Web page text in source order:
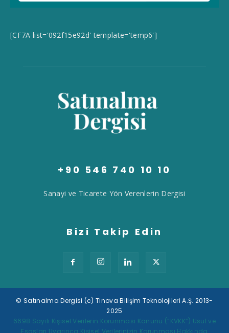
Tek Tıkla Ödeme Kolaylığı
[CF7A list='092f15e92d' template='temp6']
+90 546 740 10 10
Sanayi ve Ticarete Yön Verenlerin Dergisi
Bizi Takip Edin
© Satınalma Dergisi (c) Tinova Bilişim Teknolojileri A.Ş. 2013-
2025
6698 Sayılı Kişisel Verilerin Korunması Kanunu (“KVKK”) Usul ve